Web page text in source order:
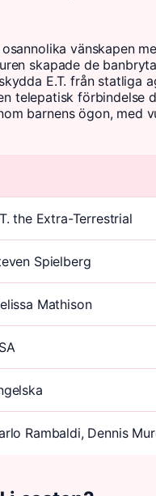
vänskapen
skapade de
E.T. från statliga
telepatisk förbindelse
barnens ögon, med
the Extra-Terrestrial
Spielberg
Mathison
Rambaldi, Dennis